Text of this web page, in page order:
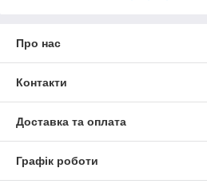
Про нас
Контакти
Доставка та оплата
Графік роботи